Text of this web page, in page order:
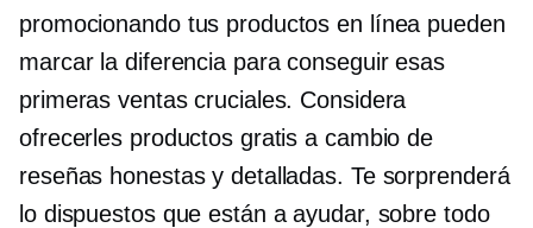
promocionando tus productos en línea pueden
marcar la diferencia para conseguir esas
primeras ventas cruciales. Considera
ofrecerles productos gratis a cambio de
reseñas honestas y detalladas. Te sorprenderá
lo dispuestos que están a ayudar, sobre todo